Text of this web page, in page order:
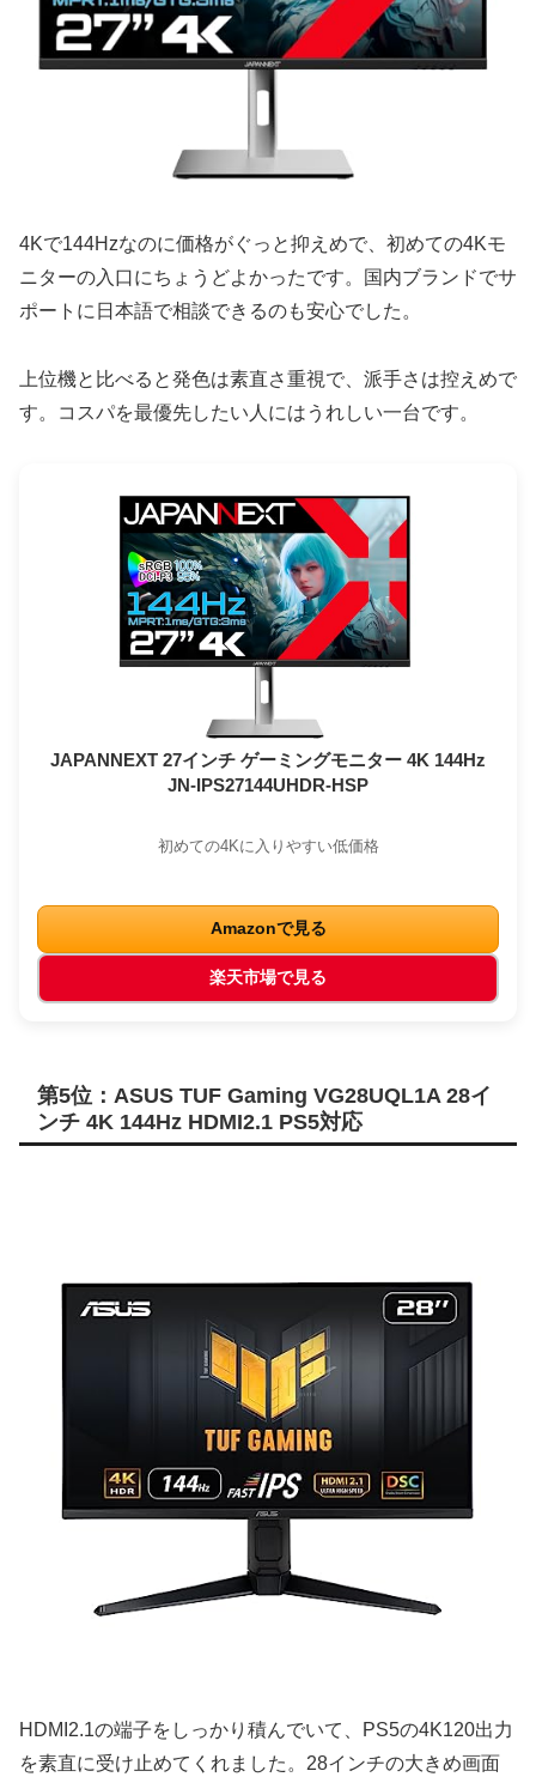
4Kで144Hzなのに価格がぐっと抑えめで、初めての4Kモ
ニターの入口にちょうどよかったです。国内ブランドでサ
ポートに日本語で相談できるのも安心でした。
上位機と比べると発色は素直さ重視で、派手さは控えめで
す。コスパを最優先したい人にはうれしい一台です。
JAPANNEXT 27インチ ゲーミングモニター 4K 144Hz
JN-IPS27144UHDR-HSP
初めての4Kに入りやすい低価格
Amazonで見る
楽天市場で見る
第5位：ASUS TUF Gaming VG28UQL1A 28イ
ンチ 4K 144Hz HDMI2.1 PS5対応
HDMI2.1の端子をしっかり積んでいて、PS5の4K120出力
を素直に受け止めてくれました。28インチの大きめ画面